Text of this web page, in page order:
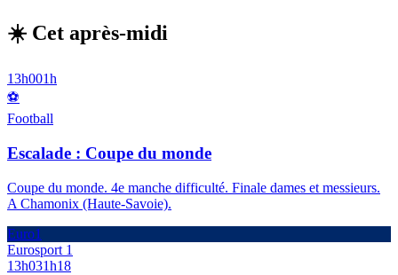
☀️ Cet après-midi
13h001h
⚽
Football
Escalade : Coupe du monde
Coupe du monde. 4e manche difficulté. Finale dames et messieurs.
A Chamonix (Haute-Savoie).
Euro1
Eurosport 1
13h031h18